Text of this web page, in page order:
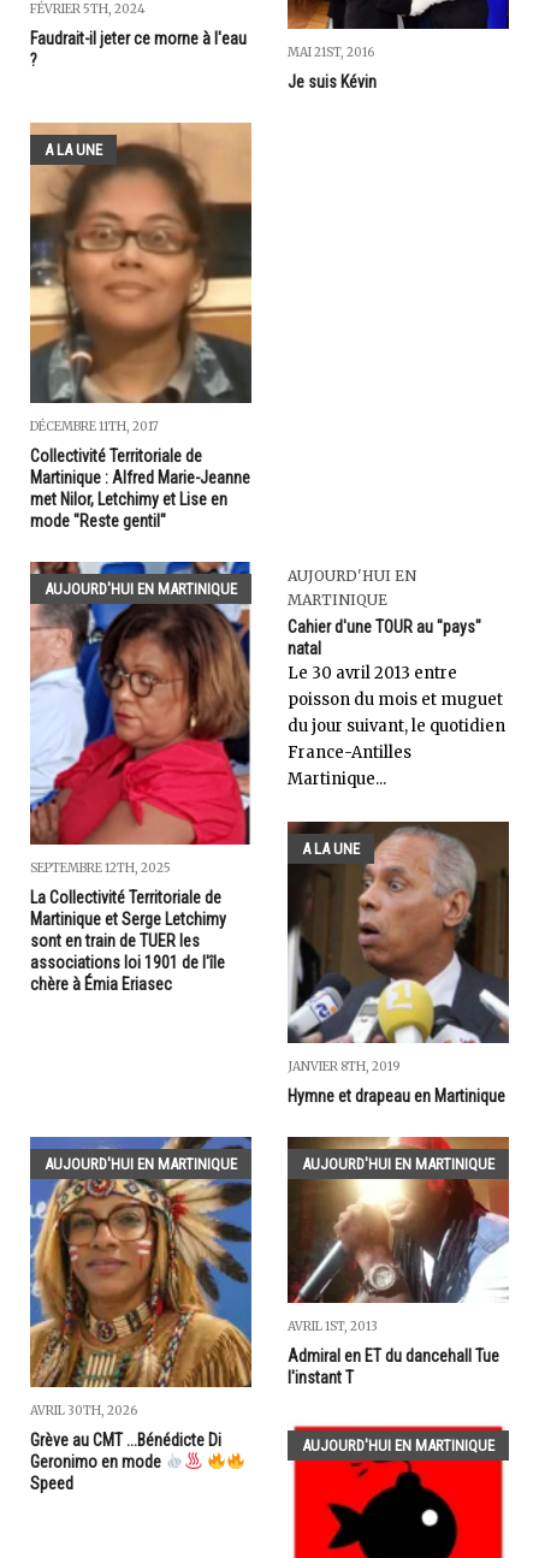
FÉVRIER 5TH, 2024
Faudrait-il jeter ce morne à l'eau
?
MAI 21ST, 2016
Je suis Kévin
A LA UNE
DÉCEMBRE 11TH, 2017
Collectivité Territoriale de
Martinique : Alfred Marie-Jeanne
met Nilor, Letchimy et Lise en
mode "Reste gentil"
AUJOURD'HUI EN MARTINIQUE
SEPTEMBRE 12TH, 2025
La Collectivité Territoriale de
Martinique et Serge Letchimy
sont en train de TUER les
associations loi 1901 de l'île
chère à Émia Eriasec
AUJOURD'HUI EN
MARTINIQUE
Cahier d'une TOUR au "pays"
natal
Le 30 avril 2013 entre
poisson du mois et muguet
du jour suivant, le quotidien
France-Antilles
Martinique...
A LA UNE
JANVIER 8TH, 2019
Hymne et drapeau en Martinique
AUJOURD'HUI EN MARTINIQUE
AVRIL 30TH, 2026
Grève au CMT ...Bénédicte Di
Geronimo en mode
Speed
AUJOURD'HUI EN MARTINIQUE
AVRIL 1ST, 2013
Admiral en ET du dancehall Tue
l'instant T
AUJOURD'HUI EN MARTINIQUE